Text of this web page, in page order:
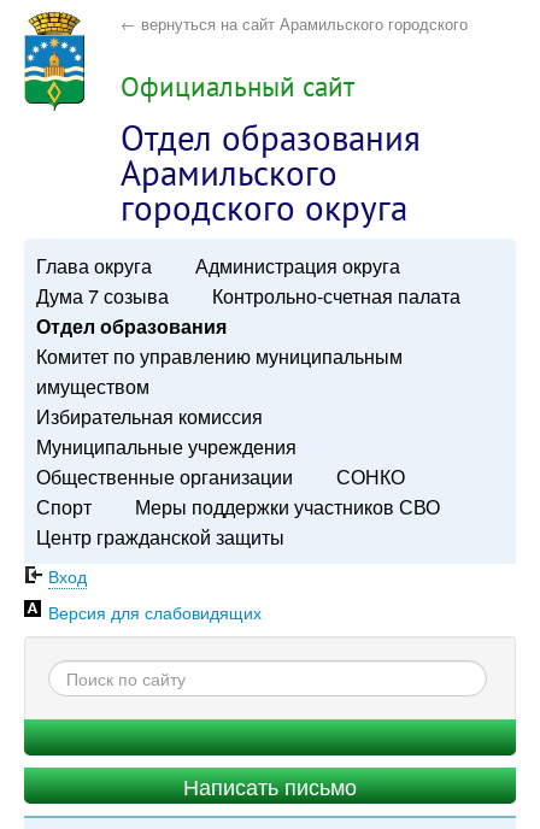
← вернуться на сайт Арамильского городского
округа
Официальный сайт
Отдел образования
Арамильского
городского округа
Глава округа
Администрация округа
Дума 7 созыва
Контрольно-счетная палата
Отдел образования
Комитет по управлению муниципальным
имуществом
Избирательная комиссия
Муниципальные учреждения
Общественные организации
СОНКО
Спорт
Меры поддержки участников СВО
Центр гражданской защиты
Вход
Версия для слабовидящих
Написать письмо